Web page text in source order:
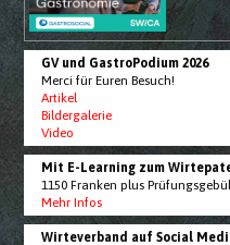
GV und GastroPodium 2026
Merci für Euren Besuch!
Artikel
Bildergalerie
Video
Mit E-Learning zum
1150 Franken plus
Mehr Infos
Wirteverband auf Social